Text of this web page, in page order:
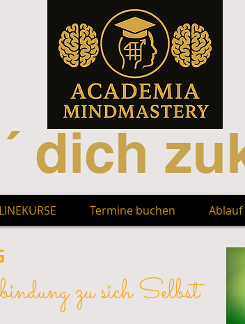
dich
Termine buchen Ablauf
zu sich Selbst